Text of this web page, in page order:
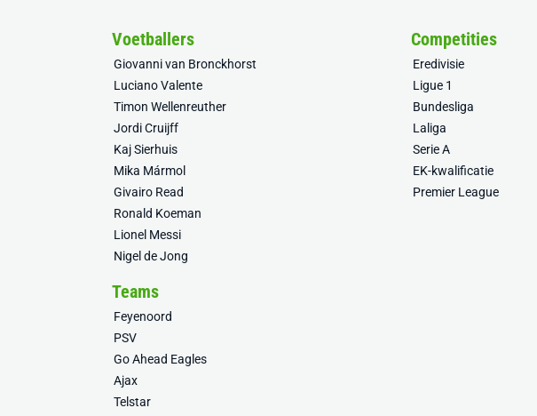
Voetballers
Giovanni van Bronckhorst
Luciano Valente
Timon Wellenreuther
Jordi Cruijff
Kaj Sierhuis
Mika Mármol
Givairo Read
Ronald Koeman
Lionel Messi
Nigel de Jong
Competities
Eredivisie
Ligue 1
Bundesliga
Laliga
Serie A
EK-kwalificatie
Premier League
Teams
Feyenoord
PSV
Go Ahead Eagles
Ajax
Telstar